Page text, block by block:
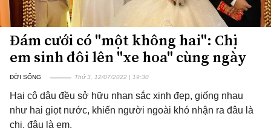
Đám cưới có "một không hai": Chị
em sinh đôi lên "xe hoa" cùng ngày
ĐỜI SỐNG Thứ 3, 12/07/2022 | 19:30
Hai cô dâu đều sở hữu nhan sắc xinh đẹp, giống nhau
như hai giọt nước, khiến người ngoài khó nhận ra đâu là
chị, đâu là em.